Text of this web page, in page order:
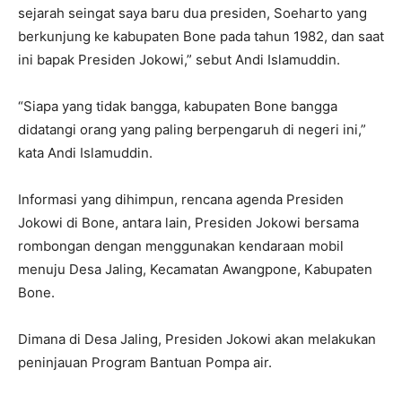
sejarah seingat saya baru dua presiden, Soeharto yang
berkunjung ke kabupaten Bone pada tahun 1982, dan saat
ini bapak Presiden Jokowi,” sebut Andi Islamuddin.
“Siapa yang tidak bangga, kabupaten Bone bangga
didatangi orang yang paling berpengaruh di negeri ini,”
kata Andi Islamuddin.
Informasi yang dihimpun, rencana agenda Presiden
Jokowi di Bone, antara lain, Presiden Jokowi bersama
rombongan dengan menggunakan kendaraan mobil
menuju Desa Jaling, Kecamatan Awangpone, Kabupaten
Bone.
Dimana di Desa Jaling, Presiden Jokowi akan melakukan
peninjauan Program Bantuan Pompa air.